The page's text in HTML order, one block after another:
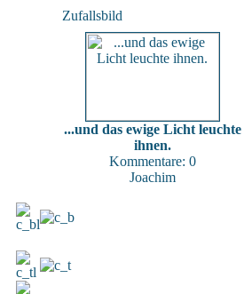
Zufallsbild
...und das ewige Licht leuchte
ihnen.
Kommentare: 0
Joachim